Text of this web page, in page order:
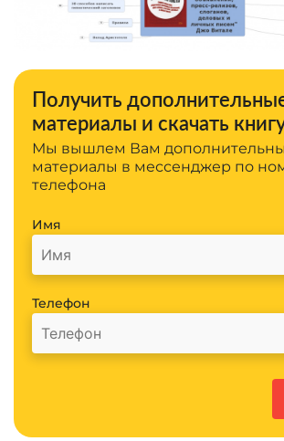
Получить
материалы и скачать
Мы вышлем Вам
материалы в мессенджер по
телефона
Имя
Телефон